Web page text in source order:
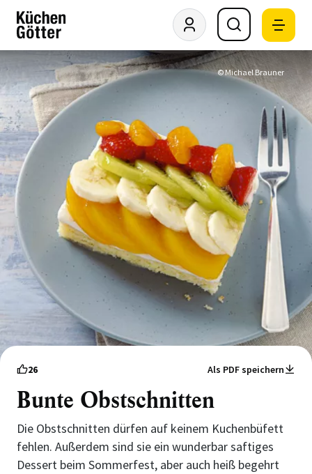
© Michael Brauner
26 Als PDF speichern
Bunte Obstschnitten
Die Obstschnitten dürfen auf keinem Kuchenbüfett
fehlen. Außerdem sind sie ein wunderbar saftiges
Dessert beim Sommerfest, aber auch heiß begehrt